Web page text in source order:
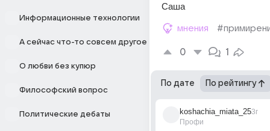
Информационные технологии
А сейчас что-то совсем другое
О любви без купюр
Философский вопрос
Политические дебаты
Саша
мнения
0 1
По дате По рейтингу
koshachia_miata_25
Профи
3г